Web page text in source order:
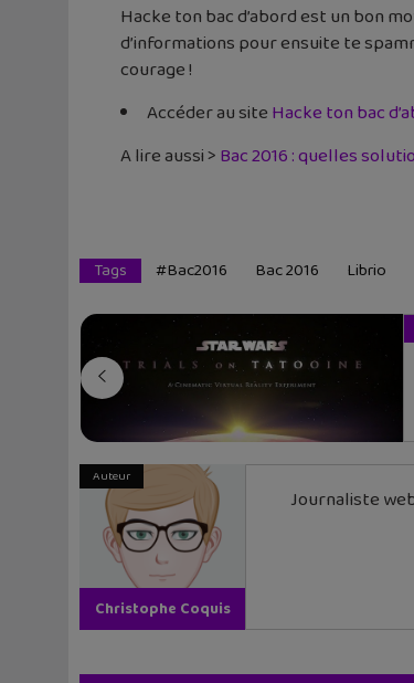
Hacke ton bac d’abord est un bon
d’informations pour ensuite te
courage !
Accéder au siteHacke ton bac
A lire aussi >Bac 2016 : quelles
Tags #bac2016 Bac 2016 Librio
Auteur
Christophe Coquis
Journaliste